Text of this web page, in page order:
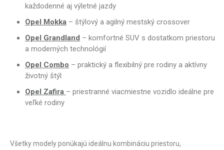
každodenné aj výletné jazdy
Opel Mokka – štýlový a agilný mestský crossover
Opel Grandland – komfortné SUV s dostatkom priestoru
a moderných technológií
Opel Combo – praktický a flexibilný pre rodiny a aktívny
životný štýl
Opel Zafira – priestranné viacmiestne vozidlo ideálne pre
veľké rodiny
Všetky modely ponúkajú ideálnu kombináciu priestoru,